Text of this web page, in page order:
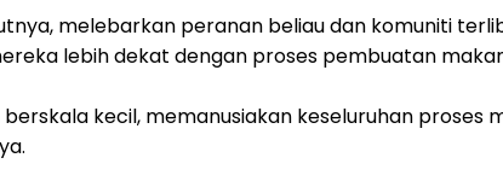
melebarkan peranan beliau dan komuniti
lebih dekat dengan proses pembuatan
berskala kecil, memanusiakan keseluruhan proses